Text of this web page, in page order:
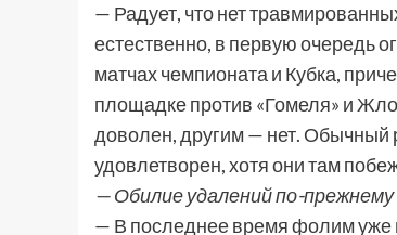
— Радует, что нет
естественно, в первую очередь
матчах чемпионата и Кубка,
площадке против «Гомеля» и
доволен, другим — нет. Обычный
удовлетворен, хотя они там
— Обилие удалений по-
— В последнее время фолим уже